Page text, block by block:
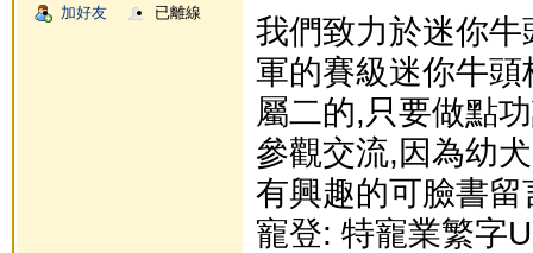
加好友
已離線
我們致力於迷你
軍的賽級迷你牛
屬二的,只要做點
參觀交流,因為幼
有興趣的可臉書
寵登: 特寵業繁字